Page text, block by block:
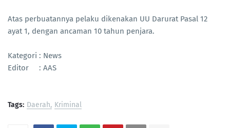
Atas perbuatannya pelaku dikenakan UU Darurat Pasal 12
ayat 1, dengan ancaman 10 tahun penjara.
Kategori : News
Editor : AAS
Tags: Daerah Kriminal